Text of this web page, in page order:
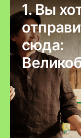
1. Вы
сюда: